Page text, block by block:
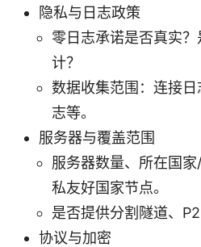
隐私与日志政策
零日志承诺是否真实
计？
数据收集范围：连接
志等。
服务器与覆盖范围
服务器数量、所在国
私友好国家节点。
是否提供分割隧道、
协议与加密